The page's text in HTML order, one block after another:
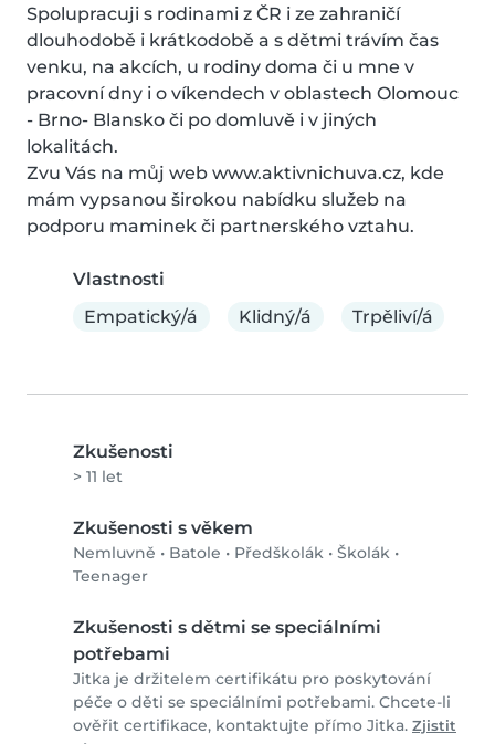
Spolupracuji s rodinami z ČR i ze zahraničí
dlouhodobě i krátkodobě a s dětmi trávím čas
venku, na akcích, u rodiny doma či u mne v
pracovní dny i o víkendech v oblastech Olomouc
- Brno- Blansko či po domluvě i v jiných
lokalitách.
Zvu Vás na můj web www.aktivnichuva.cz, kde
mám vypsanou širokou nabídku služeb na
podporu maminek či partnerského vztahu.
Vlastnosti
Empatický/á
Klidný/á Trpěliví/á
Zkušenosti
> 11 let
Zkušenosti s věkem
Nemluvně • Batole • Předškolák • Školák •
Teenager
Zkušenosti s dětmi se speciálními
potřebami
Jitka je držitelem certifikátu pro poskytování
péče o děti se speciálními potřebami. Chcete-li
ověřit certifikace, kontaktujte přímo Jitka. Zjistit